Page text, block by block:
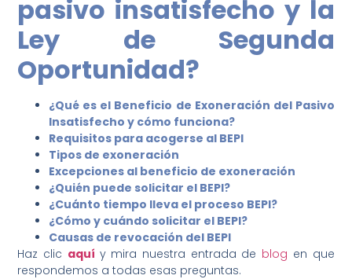
pasivo insatisfecho y la
Ley de Segunda
Oportunidad?
¿Qué es el Beneficio de Exoneración del Pasivo
Insatisfecho y cómo funciona?
Requisitos para acogerse al BEPI
Tipos de exoneración
Excepciones al beneficio de exoneración
¿Quién puede solicitar el BEPI?
¿Cuánto tiempo lleva el proceso BEPI?
¿Cómo y cuándo solicitar el BEPI?
Causas de revocación del BEPI
Haz clic aquí y mira nuestra entrada de blog en que
respondemos a todas esas preguntas.